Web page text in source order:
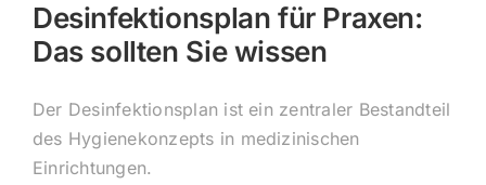
Desinfektionsplan für Praxen:
Das sollten Sie wissen
Der Desinfektionsplan ist ein zentraler Bestandteil
des Hygienekonzepts in medizinischen
Einrichtungen.